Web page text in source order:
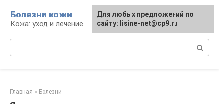
контенту
Болезни кожи
Кожа: уход и лечение
Главная » Болезни
Для любых предложений по
сайту: lisine-net@cp9.ru